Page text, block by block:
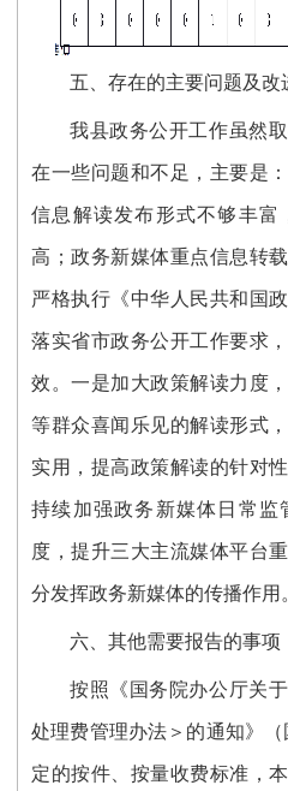
五、存在的主要问题及改
我县政务公开工作虽然
在一些问题和不足，主要是：
信息解读发布形式不够丰富
高 ； 政务新媒体重点信息转载
严格执行 《中华人民共和国
落实省市政务公开工作要求
效。一是加大政策解读力度
等群众喜闻乐见的解读形式
实用， 提高政策解读的针对
持续加强政务新媒体日常监
度，提升三大主流媒体平台
分发挥政务新媒体的传播作用
六、其他需要报告的事项
按照《国务院办公厅关
处理费管理办法＞的通知》（
定的按件、按量收费标准，